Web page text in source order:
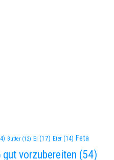
Butter (12) Ei (17) Eier (14) Feta
gut vorzubereiten (54)